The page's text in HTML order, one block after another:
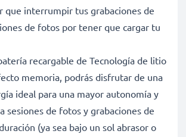
que interrumpir tus grabaciones de
de fotos por tener que cargar tu
recargable de Tecnología de litio
memoria, podrás disfrutar de una
ideal para una mayor autonomía y
sesiones de fotos y grabaciones de
(ya sea bajo un sol abrasor o